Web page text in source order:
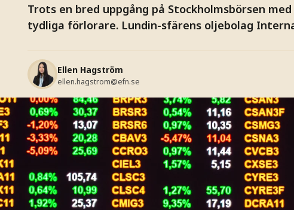
Trots en bred uppgång på Stockholmsbörsen
tydliga förlorare. Lundin-sfärens oljebolag
Ellen Hagström
ellen.hagstrom@efn.se